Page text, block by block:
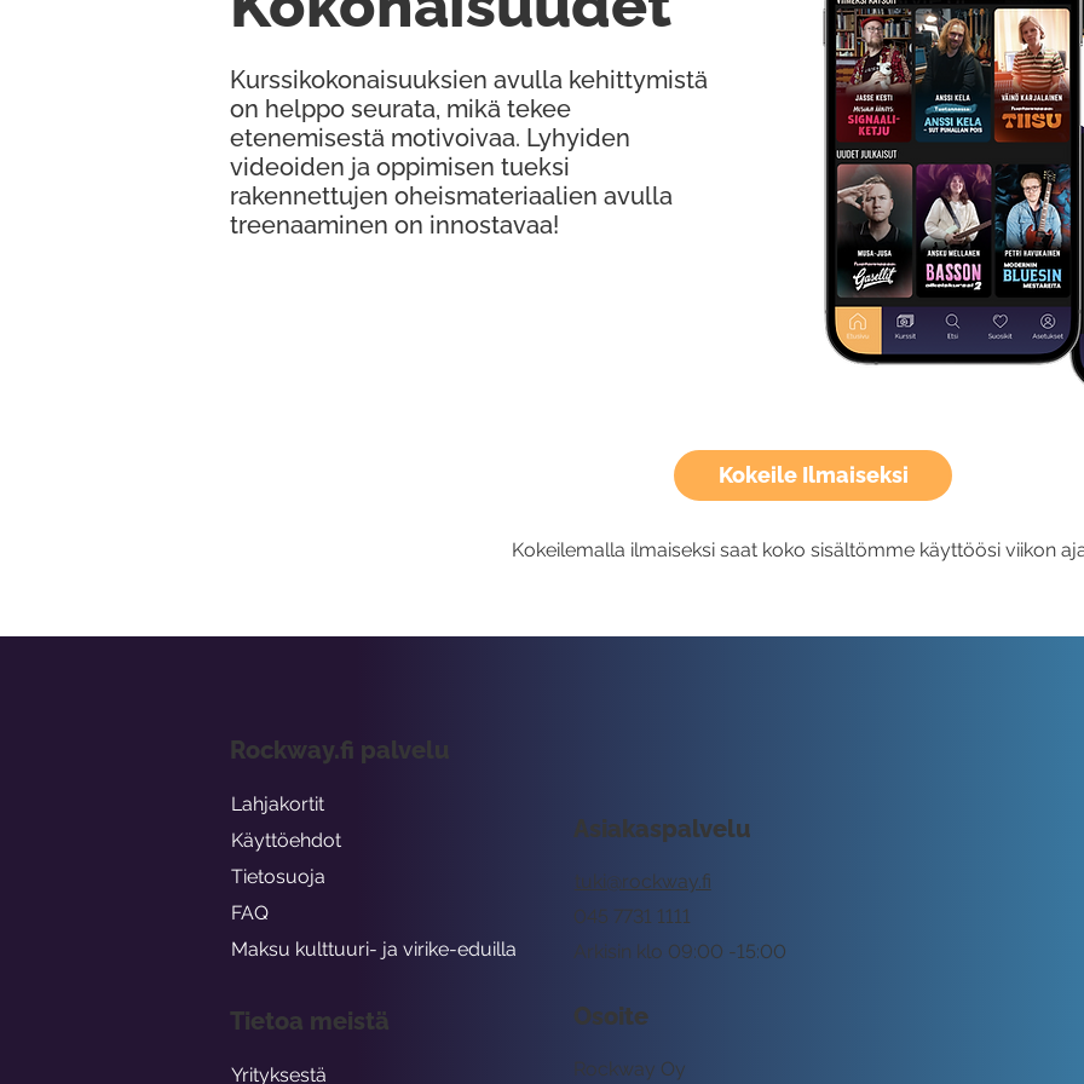
Kokeile Ilmaiseksi
Kokeilemalla ilmaiseksi saat koko sisältömme käyttöösi viikon
Kurssikokonaisuuksien avulla kehittymistä
on helppo seurata, mikä tekee
etenemisestä motivoivaa. Lyhyiden
videoiden ja oppimisen tueksi
rakennettujen oheismateriaalien avulla
treenaaminen on innostavaa!
Asiakaspalvelu
tuki@rockway.fi
Arkisin klo 09:00 -15:00
045 7731 1111
Osoite
Rockway Oy
Rockway.fi palvelu
Lahjakortit
Käyttöehdot
Tietosuoja
FAQ
Maksu kulttuuri- ja virike-eduilla
Tietoa meistä
Yrityksestä